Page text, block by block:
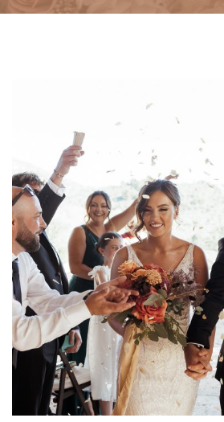
Jordan & Sean
26-09-2023